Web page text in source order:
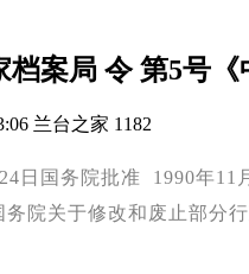
档案局 令 第5号《
兰台之家 1182
日国务院批准 1990年
务院关于修改和废止部分